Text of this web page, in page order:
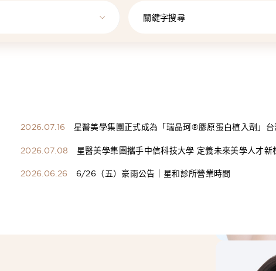
關鍵字搜尋
2026.07.16
星醫美學集團正式成為「瑞晶珂®膠原蛋白植入劑」
2026.07.08
星醫美學集團攜手中信科技大學 定義未來美學人才新
2026.06.26
6/26（五）豪雨公告｜星和診所營業時間